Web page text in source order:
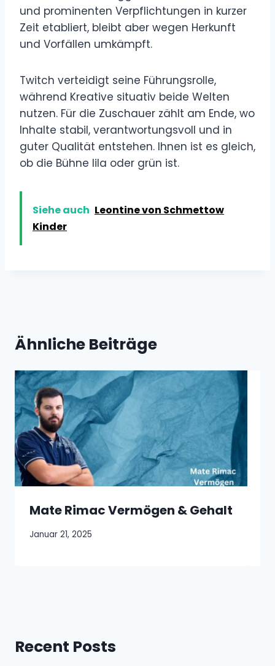
und prominenten Verpflichtungen in kurzer
Zeit etabliert, bleibt aber wegen Herkunft
und Vorfällen umkämpft.
Twitch verteidigt seine Führungsrolle,
während Kreative situativ beide Welten
nutzen. Für die Zuschauer zählt am Ende, wo
Inhalte stabil, verantwortungsvoll und in
guter Qualität entstehen. Ihnen ist es gleich,
ob die Bühne lila oder grün ist.
Siehe auch Leontine von Schmettow
Kinder
Ähnliche Beiträge
Mate Rimac Vermögen & Gehalt
Januar 21, 2025
Recent Posts